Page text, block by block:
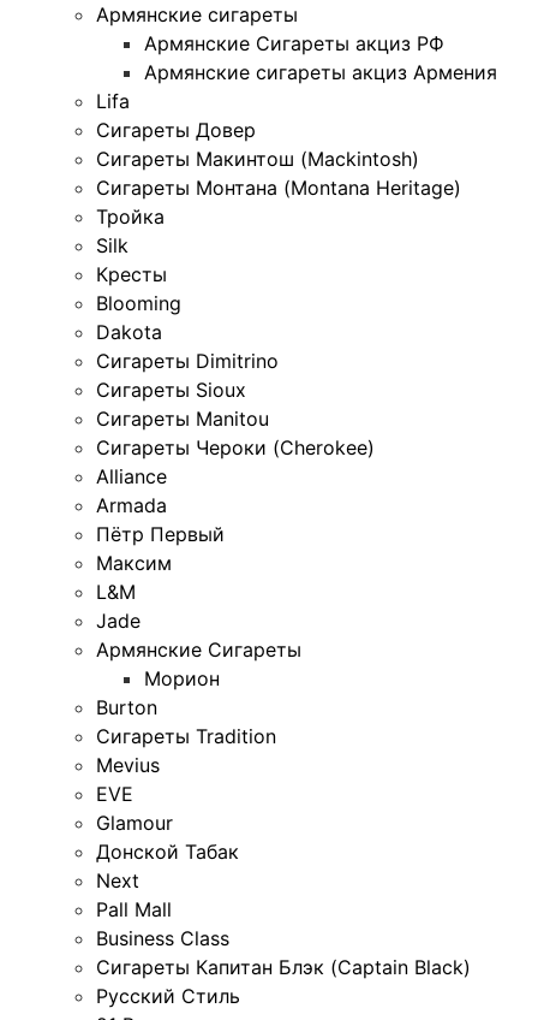
Армянские сигареты
Армянские Сигареты акциз РФ
Армянские сигареты акциз Армения
Lifa
Сигареты Довер
Сигареты Макинтош (Mackintosh)
Сигареты Монтана (Montana Heritage)
Тройка
Silk
Кресты
Blooming
Dakota
Сигареты Dimitrino
Сигареты Sioux
Сигареты Manitou
Сигареты Чероки (Cherokee)
Alliance
Armada
Пётр Первый
Максим
L&M
Jade
Армянские Сигареты
Морион
Burton
Сигареты Tradition
Mevius
EVE
Glamour
Донской Табак
Next
Pall Mall
Business Class
Сигареты Капитан Блэк (Captain Black)
Русский Стиль